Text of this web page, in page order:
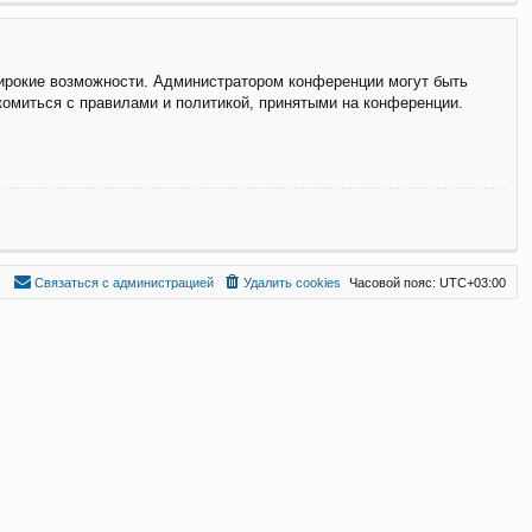
возможности. Администратором конференции могут быть
с правилами и политикой, принятыми на конференции.
Часовой пояс: UTC+03:00
Удалить cookies
Связаться с администрацией